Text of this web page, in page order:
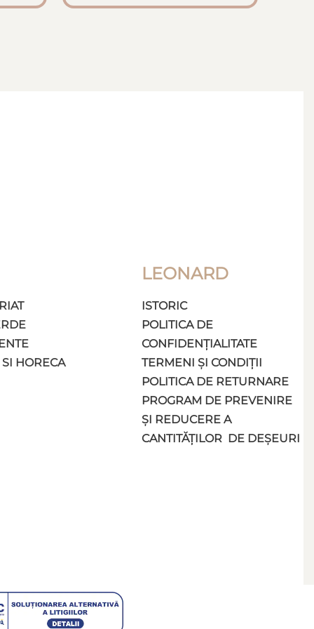
HORECA
LEONARD
ISTORIC
POLITICA DE
CONFIDENȚIALITATE
TERMENI ȘI CONDIȚII
POLITICA DE RETURNARE
PROGRAM DE PREVENIRE
ȘI REDUCERE A
CANTITĂȚILOR DE DEȘEURI